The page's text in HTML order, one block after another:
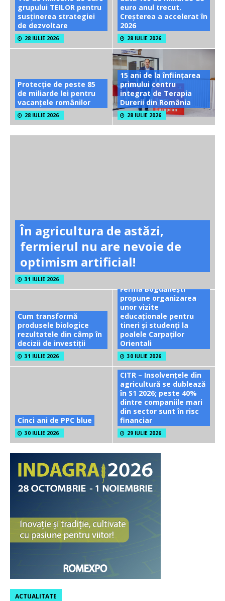
grupului TEILOR pentru
susținerea strategiei
de dezvoltare
28 IULIE 2026
euro anul trecut.
Creșterea a accelerat în
2026
28 IULIE 2026
Protecție de peste 85
de miliarde lei pentru
vacanțele românilor
28 IULIE 2026
15 ani de la înființarea
primului centru
integrat de Terapia
Durerii din România
28 IULIE 2026
În agricultura de astăzi,
fermierul nu are nevoie de
optimism artificial!
31 IULIE 2026
Cum transformă
produsele biologice
rezultatele din câmp în
decizii de investiții
31 IULIE 2026
Ferma Bogdănești
propune organizarea
unor vizite
educaționale pentru
tineri și studenți la
poalele Carpaților
Orientali
30 IULIE 2026
Cinci ani de PPC blue
30 IULIE 2026
CITR – Insolvențele din
agricultură se dublează
în S1 2026; peste 40%
dintre companiile mari
din sector sunt în risc
financiar
29 IULIE 2026
ACTUALITATE